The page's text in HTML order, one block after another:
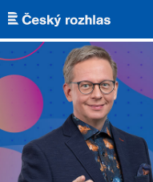
Přejít k hlavnímu obsahu